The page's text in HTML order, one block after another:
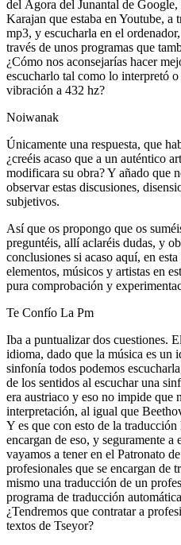
del Ágora del Junantal de
Karajan que estaba en Youtube, a
mp3, y escucharla en el
través de unos programas que
¿Cómo nos aconsejarías hacer
escucharlo tal como lo interpretó
vibración a 432 hz?
Noiwanak
Únicamente una respuesta, que
¿creéis acaso que a un auténtico
modificara su obra? Y añado que
observar estas discusiones,
subjetivos.
Así que os propongo que os
preguntéis, allí aclaréis dudas, y
conclusiones si acaso aquí, en
elementos, músicos y artistas en
pura comprobación y
Te Confío La Pm
Iba a puntualizar dos cuestiones.
idioma, dado que la música es un
sinfonía todos podemos
de los sentidos al escuchar una
era austriaco y eso no impide que
interpretación, al igual que
Y es que con esto de la
encargan de eso, y seguramente a
vayamos a tener en el Patronato
profesionales que se encargan de
mismo una traducción de un
programa de traducción
¿Tendremos que contratar a
textos de Tseyor?